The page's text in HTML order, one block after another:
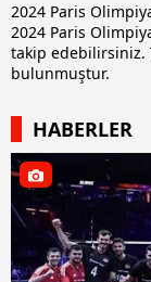
2024 Paris
2024 Paris
takip edebilirsiniz.
bulunmuştur.
HABERLER